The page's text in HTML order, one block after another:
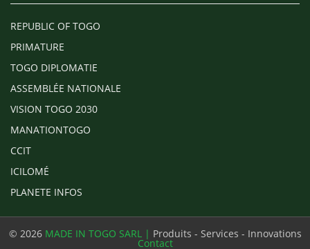
REPUBLIC OF TOGO
PRIMATURE
TOGO DIPLOMATIE
ASSEMBLÉE NATIONALE
VISION TOGO 2030
MANATIONTOGO
CCIT
ICILOMÉ
PLANETE INFOS
© 2026 MADE IN TOGO SARL | Produits - Services - Innovations
Contact